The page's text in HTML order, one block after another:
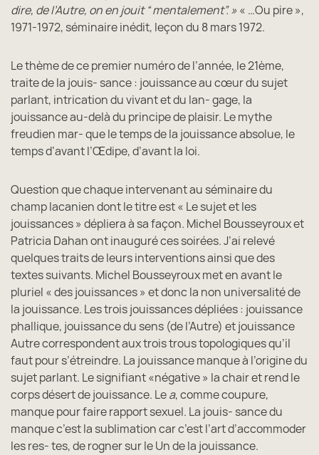
dire, de l’Autre, on en jouit “ mentalement”. »« …Ou pire »,
1971-1972, séminaire inédit, leçon du 8 mars 1972.
Le thème de ce premier numéro de l’année, le 21ème,
traite de la jouis- sance : jouissance au cœur du sujet
parlant, intrication du vivant et du lan- gage, la
jouissance au-delà du principe de plaisir. Le mythe
freudien mar- que le temps de la jouissance absolue, le
temps d’avant l’Œdipe, d’avant la loi.
Question que chaque intervenant au séminaire du
champ lacanien dont le titre est « Le sujet et les
jouissances » dépliera à sa façon. Michel Bousseyroux et
Patricia Dahan ont inauguré ces soirées. J’ai relevé
quelques traits de leurs interventions ainsi que des
textes suivants. Michel Bousseyroux met en avant le
pluriel « des jouissances » et donc la non universalité de
la jouissance. Les trois jouissances dépliées : jouissance
phallique, jouissance du sens (de l’Autre) et jouissance
Autre correspondent aux trois trous topologiques qu’il
faut pour s’étreindre. La jouissance manque à l’origine du
sujet parlant. Le signifiant «négative » la chair et rend le
corps désert de jouissance. Lea, comme coupure,
manque pour faire rapport sexuel. La jouis- sance du
manque c’est la sublimation car c’est l’art d’accommoder
les res- tes, de rogner sur le Un de la jouissance.